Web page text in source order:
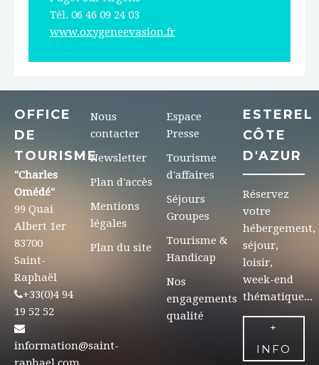
Tél. 06 46 09 24 03
www.oxygeneevasion.fr
OFFICE
DE
TOURISME
"Charles
Omédé"
99 Quai
Albert 1er
83700
Saint-
Raphaël
+33(0)4 94
19 52 52
information@saint-
Nous
contacter
Newsletter
Plan d'accès
Mentions
légales
Plan du site
Espace
Presse
Tourisme
d'affaires
Séjours
Groupes
Tourisme &
Handicap
Nos
engagements
qualité
ESTEREL
CÔTE
D'AZUR
Réservez
votre
hébergement,
séjour,
loisir,
week-end
thématique...
+
INFO